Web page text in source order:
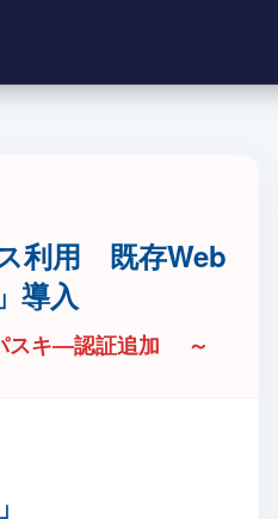
利用 既存Web
導入
スキ―認証追加 ～